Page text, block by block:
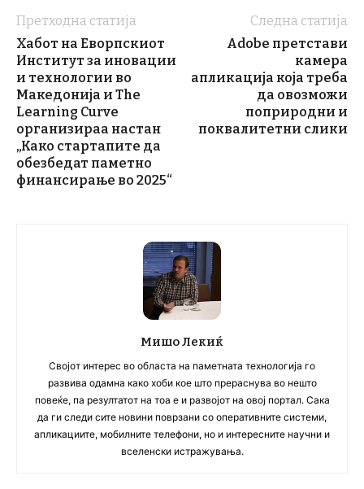
Претходна статија
Хабот на Еворпскиот
Институт за иновации
и технологии во
Македонија и The
Learning Curve
организираа настан
„Како стартапите да
обезбедат паметно
финансирање во 2025“
Следна статија
Adobe претстави
камера
апликација која треба
да овозможи
поприродни и
поквалитетни слики
Мишо Лекиќ
Својот интерес во областа на паметната технологија го
развива одамна како хоби кое што прераснува во нешто
повеќе, па резултатот на тоа е и развојот на овој портал. Сака
да ги следи сите новини поврзани со оперативните системи,
апликациите, мобилните телефони, но и интересните научни и
вселенски истражувања.